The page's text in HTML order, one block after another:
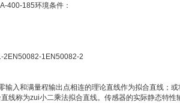
400-185环境条件：
2EN50082-1EN50082-2
输入和满量程输出点相连的理论直线作为拟合直线；
线称为zui小二乘法拟合直线。传感器的实际静态特